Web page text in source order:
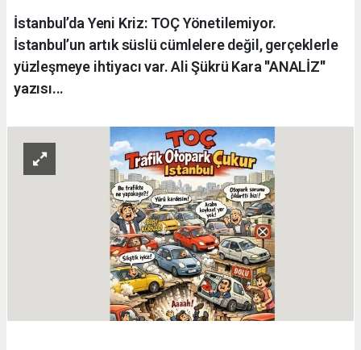
İstanbul’da Yeni Kriz: TOÇ Yönetilemiyor.
İstanbul’un artık süslü cümlelere değil, gerçeklerle
yüzleşmeye ihtiyacı var. Ali Şükrü Kara ''ANALİZ''
yazısı...